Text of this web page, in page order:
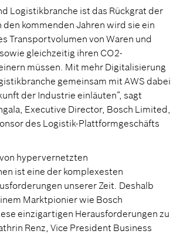
Logistikbranche ist das Rückgrat der
kommenden Jahren wird sie ein
Transportvolumen von Waren und
gleichzeitig ihren CO2-
müssen. Mit mehr Digitalisierung
gemeinsam mit AWS dabei
der Industrie einläuten”, sagt
Executive Director, Bosch Limited,
des Logistik-Plattformgeschäfts
hypervernetzten
ist eine der komplexesten
unserer Zeit. Deshalb
Marktpionier wie Bosch
einzigartigen Herausforderungen zu
Renz, Vice President Business